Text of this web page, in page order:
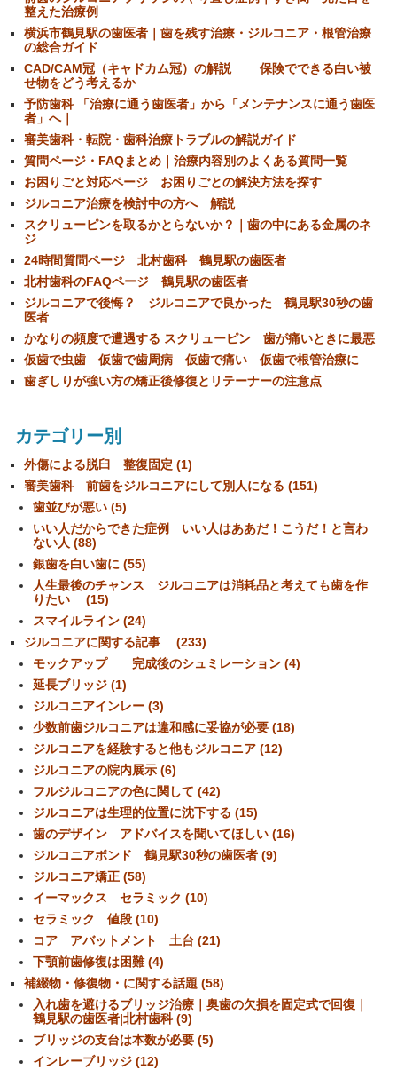
整えた治療例
横浜市鶴見駅の歯医者｜歯を残す治療・ジルコニア・根管治療
の総合ガイド
CAD/CAM冠（キャドカム冠）の解説 保険でできる白い被
せ物をどう考えるか
予防歯科 「治療に通う歯医者」から「メンテナンスに通う歯医
者」へ｜
審美歯科・転院・歯科治療トラブルの解説ガイド
質問ページ・FAQまとめ｜治療内容別のよくある質問一覧
お困りごと対応ページ お困りごとの解決方法を探す
ジルコニア治療を検討中の方へ 解説
スクリューピンを取るかとらないか？｜歯の中にある金属のネ
ジ
24時間質問ページ 北村歯科 鶴見駅の歯医者
北村歯科のFAQページ 鶴見駅の歯医者
ジルコニアで後悔？ ジルコニアで良かった 鶴見駅30秒の歯
医者
かなりの頻度で遭遇する スクリューピン 歯が痛いときに最悪
仮歯で虫歯 仮歯で歯周病 仮歯で痛い 仮歯で根管治療に
歯ぎしりが強い方の矯正後修復とリテーナーの注意点
カテゴリー別
外傷による脱臼 整復固定 (1)
審美歯科 前歯をジルコニアにして別人になる (151)
歯並びが悪い (5)
いい人だからできた症例 いい人はああだ！こうだ！と言わ
ない人 (88)
銀歯を白い歯に (55)
人生最後のチャンス ジルコニアは消耗品と考えても歯を作
りたい (15)
スマイルライン (24)
ジルコニアに関する記事 (233)
モックアップ 完成後のシュミレーション (4)
延長ブリッジ (1)
ジルコニアインレー (3)
少数前歯ジルコニアは違和感に妥協が必要 (18)
ジルコニアを経験すると他もジルコニア (12)
ジルコニアの院内展示 (6)
フルジルコニアの色に関して (42)
ジルコニアは生理的位置に沈下する (15)
歯のデザイン アドバイスを聞いてほしい (16)
ジルコニアボンド 鶴見駅30秒の歯医者 (9)
ジルコニア矯正 (58)
イーマックス セラミック (10)
セラミック 値段 (10)
コア アバットメント 土台 (21)
下顎前歯修復は困難 (4)
補綴物・修復物・に関する話題 (58)
入れ歯を避けるブリッジ治療｜奥歯の欠損を固定式で回復｜
鶴見駅の歯医者|北村歯科 (9)
ブリッジの支台は本数が必要 (5)
インレーブリッジ (12)